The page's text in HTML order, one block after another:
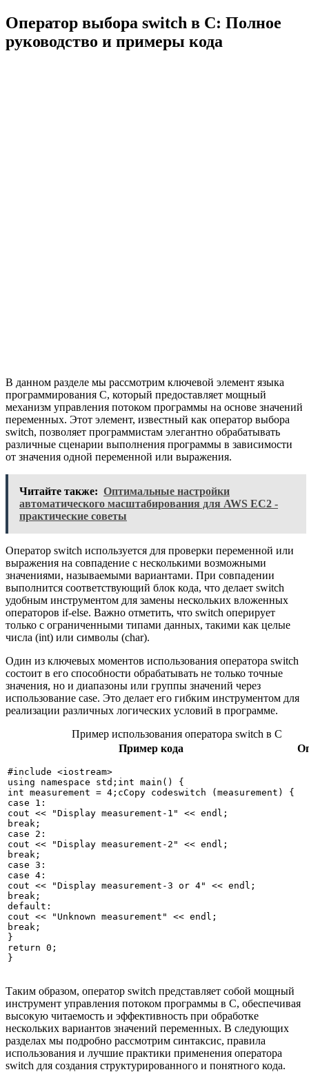
Оператор выбора switch в C: Полное
руководство и примеры кода
В данном разделе мы рассмотрим ключевой элемент языка
программирования C, который предоставляет мощный
механизм управления потоком программы на основе значений
переменных. Этот элемент, известный как оператор выбора
switch, позволяет программистам элегантно обрабатывать
различные сценарии выполнения программы в зависимости
от значения одной переменной или выражения.
Читайте также: Оптимальные настройки
автоматического масштабирования для AWS EC2 -
практические советы
Оператор switch используется для проверки переменной или
выражения на совпадение с несколькими возможными
значениями, называемыми вариантами. При совпадении
выполнится соответствующий блок кода, что делает switch
удобным инструментом для замены нескольких вложенных
операторов if-else. Важно отметить, что switch оперирует
только с ограниченными типами данных, такими как целые
числа (int) или символы (char).
Один из ключевых моментов использования оператора switch
состоит в его способности обрабатывать не только точные
значения, но и диапазоны или группы значений через
использование case. Это делает его гибким инструментом для
реализации различных логических условий в программе.
Пример использования оператора switch в C
Пример кода
#include <iostream>
using namespace std;int main() {
int measurement = 4;cCopy codeswitch (measurement) {
case 1:
cout << "Display measurement-1" << endl;
break;
case 2:
cout << "Display measurement-2" << endl;
break;
case 3:
case 4:
cout << "Display measurement-3 or 4" << endl;
break;
default:
cout << "Unknown measurement" << endl;
break;
}
return 0;
Таким образом, оператор switch представляет собой мощный
инструмент управления потоком программы в C, обеспечивая
высокую читаемость и эффективность при обработке
нескольких вариантов значений переменных. В следующих
разделах мы подробно рассмотрим синтаксис, правила
использования и лучшие практики применения оператора
switch для создания структурированного и понятного кода.